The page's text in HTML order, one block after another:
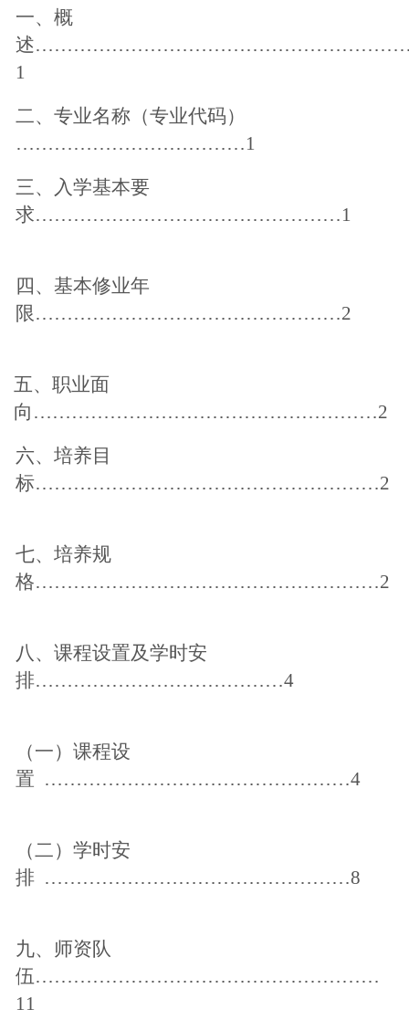
一、概
述
1
二、专业名称（专业代码）
………………………………1
三、入学基本要
求…………………………………………1
四、基本修业年
限…………………………………………2
五、职业面
向 ………………………………………………2
六、培养目
标………………………………………………2
七、培养规
格………………………………………………2
八、课程设置及学时安
排…………………………………4
（一）课程设
置 …………………………………………4
（二）学时安
排 …………………………………………8
九、师资队
伍………………………………………………
11